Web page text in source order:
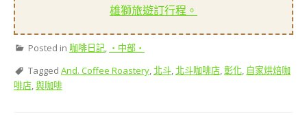
雄獅旅遊訂行程。
Posted in 咖啡日記, ‧中部‧
Tagged And. Coffee Roastery,北斗,北斗咖啡店,彰化, 自家烘焙咖
啡店,與咖啡